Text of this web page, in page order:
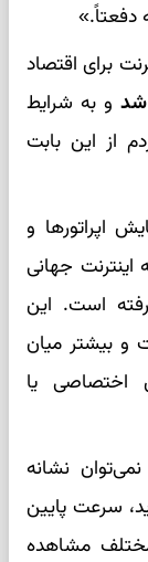
دفعتاً.»
برای اقتصاد
شد و به شرایط
از این بابت
اپراتورها و
جهانی
رفته است. این
بیشتر میان
اختصاصی یا
نشانه
سرعت پایین
مشاهده